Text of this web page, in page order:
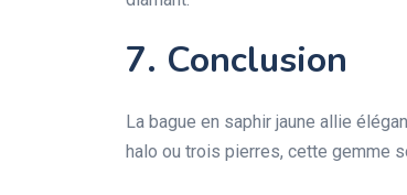
7. Conclusion
La bague en saphir jaune allie
halo ou trois pierres, cette gemme